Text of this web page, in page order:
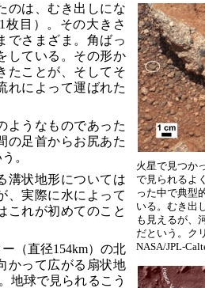
火星で見つか
で見られるよ
った中で典型
いる。むき出
も見えるが、
だという。ク
NASA/JPL-
のは、むき出しにな
枚目）。その大きさ
でさまざま。角ばっ
している。その形か
たことが、そしてそ
れによって運ばれた
ようなものであった
の足首からお尻あた
。
溝状地形については
、実際に水によって
これが初めてのこと
（直径154km）の北
かって広がる扇状地
地球で見られるこう